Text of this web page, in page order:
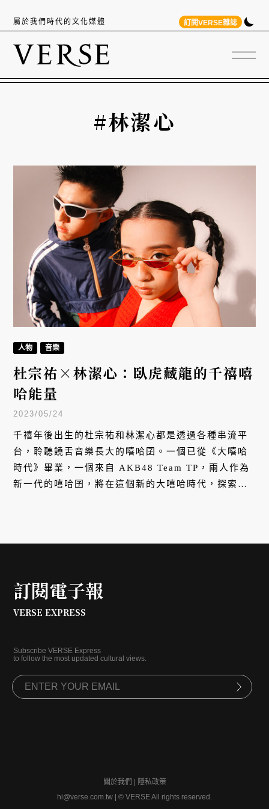
屬於我們時代的文化媒體 訂閱VERSE雜誌
#林潔心
人物 音樂
杜宗祐×林潔心：臥虎藏龍的千禧嘻
哈能量
2023/05/24
千禧年後出生的杜宗祐和林潔心都是透過各種串流平
台，聆聽饒舌音樂長大的嘻哈囝。一個已從《大嘻哈
時代》畢業，一個來自 AKB48 Team TP，兩人作為
新一代的嘻哈囝，將在這個新的大嘻哈時代，探索更
訂閱電子報
VERSE EXPRESS
Subscribe VERSE Express
to follow the most updated cultural views.
關於我們
隱私政策
hi@verse.com.tw
© VERSE All rights reserved.